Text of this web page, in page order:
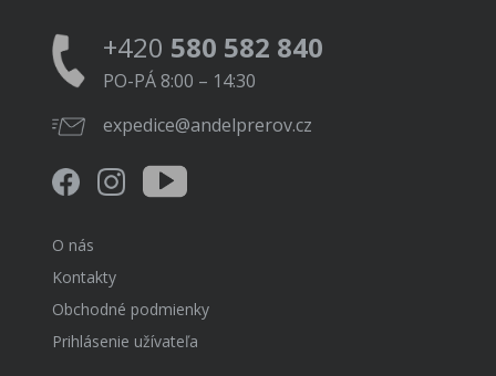
+420 580 582 840
PO-PÁ 8:00 – 14:30
expedice@andelprerov.cz
O nás
Kontakty
Obchodné podmienky
Prihlásenie užívateľa